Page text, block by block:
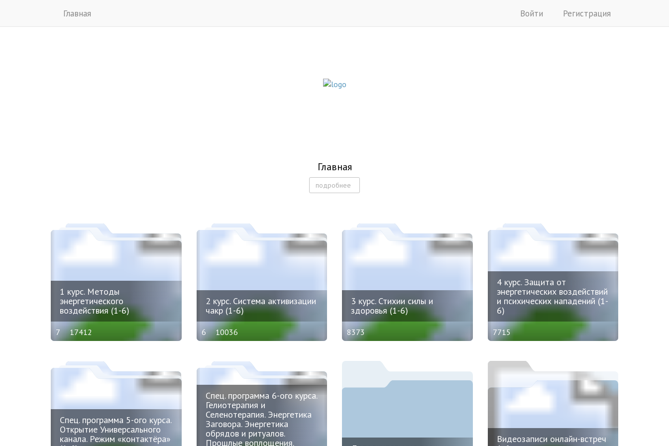
Главная Войти Регистрация
Главная
подробнее
1 курс. Методы
энергетического
воздействия (1-6)
7 17412
2 курс. Система активизации
чакр (1-6)
6 10036
3 курс. Стихии силы и
здоровья (1-6)
8373
4 курс. Защита от
энергетических воздействий
и психических нападений (1-
6)
7715
Спец. программа 5-ого курса.
Открытие Универсального
канала. Режим «контактёра»
Спец. программа 6-ого курса.
Гелиотерапия и
Селенотерапия. Энергетика
Заговора. Энергетика
обрядов и ритуалов.
Прошлые воплощения.
Видеозаписи онлайн-встреч